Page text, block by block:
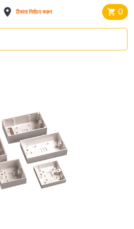
ঠিকানা নির্বাচন করুন 0